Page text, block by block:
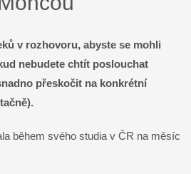
v rozhovoru, abyste se mohli
nebudete chtít poslouchat
přeskočit na konkrétní
během svého studia v ČR na měsíc